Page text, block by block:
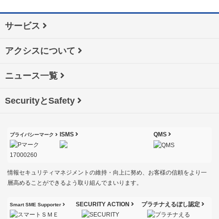
サービス
アクシスについて
ニュース一覧
SecurityとSafety
プライバシーマーク ISMS QMS
情報セキュリティマネジメントの維持・向上に努め、お客様の信頼をより一
層高めることができるよう取り組んでまいります。
Smart SME Supporter SECURITY ACTION プラチナえるぼし認定